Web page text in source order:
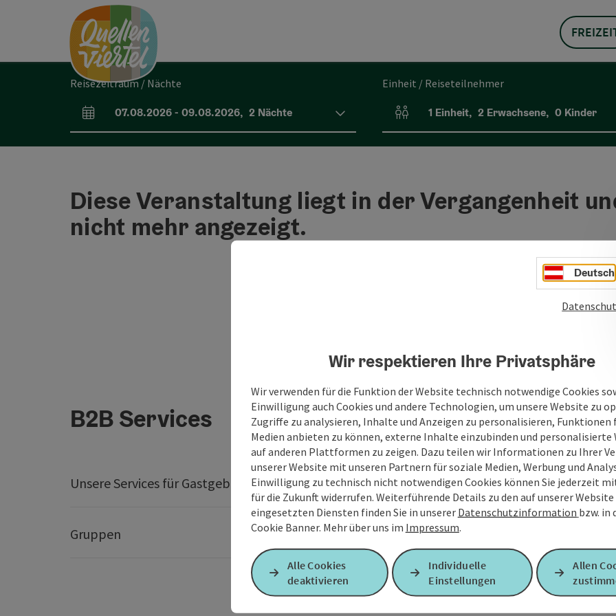
Zum InhaltAccesskey
[0]
Zur NavigationAccesskey
Zum Seitenanfang Accesskey
Reisezeitraum / Nächte
An- und Abreisefelder
07.08.2026- 09.08.2026, 2 Nächte
Einheit / Reiseteilnehmer
Einheitenanzahl und Personenfelder
1 Einheit, 2 Erwachsene, 0 Kinder
Diese Veranstaltung liegt in der Vergangenheit
nicht mehr angezeigt.
B2B Services
Unsere Services für Gastgeber Business
Gruppen Presse
Urlaub
Kontakt
FAQ
Deutsch
Wir respektieren Ihre Privatsphäre
Wir verwenden für die Funktion der Website technisch notwendige Cookies
Einwilligung auch Cookies und andere Technologien, um unsere Website zu
Zugriffe zu analysieren, Inhalte und Anzeigen zu personalisieren, Funktionen
Medien anbieten zu können, externe Inhalte einzubinden und personalisierte
auf anderen Plattformen zu zeigen. Dazu teilen wir Informationen zu Ihrer
unserer Website mit unseren Partnern für soziale Medien, Werbung und
Einwilligung zu technisch nicht notwendigen Cookies können Sie jederzeit
für die Zukunft widerrufen. Weiterführende Details zu den auf unserer Website
eingesetzten Diensten finden Sie in unserer Datenschutzinformation bzw. in
Cookie Banner. Mehr über uns im Impressum.
Alle Cookies
deaktivieren
Individuelle
Einstellungen
Allen